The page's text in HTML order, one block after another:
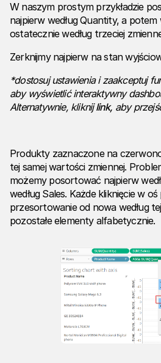
W naszym prostym przykładzie
najpierw według Quantity, a potem
ostatecznie według trzeciej
Zerknijmy najpierw na stan
*dostosuj ustawienia i zaakceptuj
aby wyświetlić interaktywny
Alternatywnie, kliknij link, aby
Produkty zaznaczone na
tej samej wartości zmiennej.
możemy posortować najpierw
według Sales. Każde kliknięcie w
przesortowanie od nowa według
pozostałe elementy alfabetycznie.